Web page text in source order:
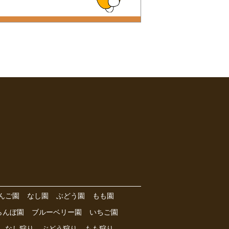
ご園 なし園 ぶどう園
もも園
んぼ園
ブルーベリー園
いちご園